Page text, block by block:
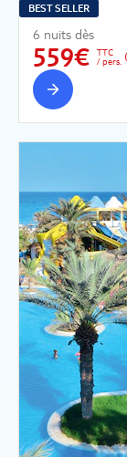
BEST SELLER
6 nuits dès
559€
TTC
/ pers.